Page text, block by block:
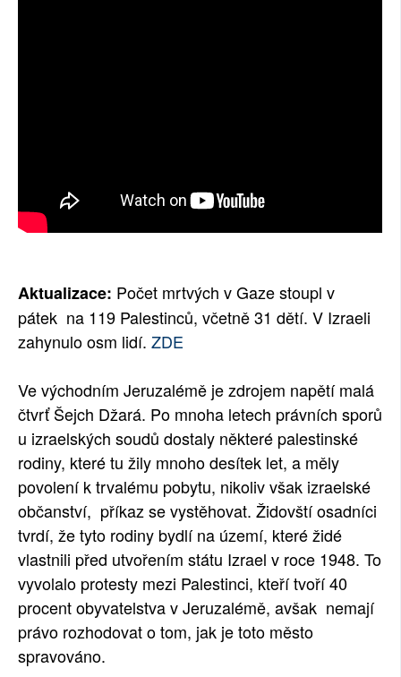
Aktualizace: Počet mrtvých v Gaze stoupl v
pátek na 119 Palestinců, včetně 31 dětí. V Izraeli
zahynulo osm lidí. ZDE
Ve východním Jeruzalémě je zdrojem napětí malá
čtvrť Šejch Džará. Po mnoha letech právních sporů
u izraelských soudů dostaly některé palestinské
rodiny, které tu žily mnoho desítek let, a měly
povolení k trvalému pobytu, nikoliv však izraelské
občanství, příkaz se vystěhovat. Židovští osadníci
tvrdí, že tyto rodiny bydlí na území, které židé
vlastnili před utvořením státu Izrael v roce 1948. To
vyvolalo protesty mezi Palestinci, kteří tvoří 40
procent obyvatelstva v Jeruzalémě, avšak nemají
právo rozhodovat o tom, jak je toto město
spravováno.